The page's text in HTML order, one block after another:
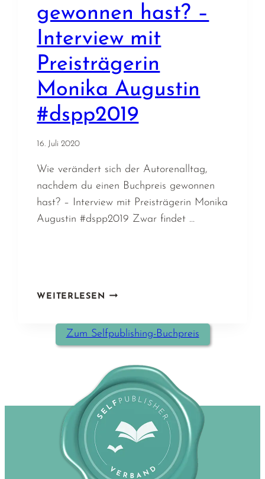
gewonnen hast? –
Interview mit
Preisträgerin
Monika Augustin
#dspp2019
16. Juli 2020
Wie verändert sich der Autorenalltag,
nachdem du einen Buchpreis gewonnen
hast? – Interview mit Preisträgerin Monika
Augustin #dspp2019 Zwar findet …
WEITERLESEN WIE
DER
AUTORENALLTAG,
DU
EINEN
BUCHPREIS
GEWONNEN
HAST?
–
MIT
Zum Selfpublishing-Buchpreis